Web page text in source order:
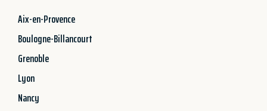
Aix-en-Provence
Boulogne-Billancourt
Grenoble
Lyon
Nancy